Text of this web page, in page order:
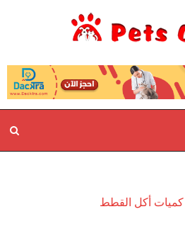
كميات أكل القطط